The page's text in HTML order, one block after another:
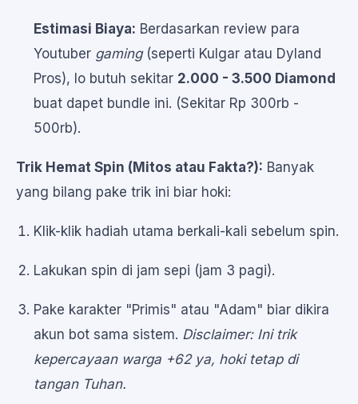
Estimasi Biaya: Berdasarkan review para
Youtuber gaming(seperti Kulgar atau Dyland
Pros), lo butuh sekitar 2.000 - 3.500 Diamond
buat dapet bundle ini. (Sekitar Rp 300rb -
500rb).
Trik Hemat Spin (Mitos atau Fakta?): Banyak
yang bilang pake trik ini biar hoki:
Klik-klik hadiah utama berkali-kali sebelum spin.
Lakukan spin di jam sepi (jam 3 pagi).
Pake karakter "Primis" atau "Adam" biar dikira
akun bot sama sistem. Disclaimer: Ini trik
kepercayaan warga +62 ya, hoki tetap di
tangan Tuhan.